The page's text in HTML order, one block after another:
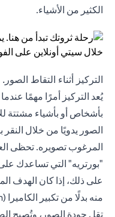
الكثير من الأشياء.
التركيز أثناء التقاط الصور.
يُعد التركيز أمرًا مهمًا
بأشخاص أو بأشياء مشتتة
الصور يدويًا من خلال
المرغوب تصويره. تحظى
"بورتريه" التي تساعدك
على ذلك، إذا كان الهدف
تقل جودة الصور، وتُصبح